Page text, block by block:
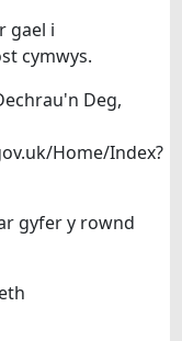
gael i
cymwys.
Deg,
Home/Index?
gyfer y rownd